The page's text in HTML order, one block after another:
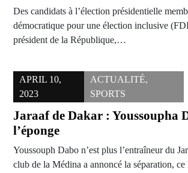
Des candidats à l’élection présidentielle
démocratique pour une élection inclusive
président de la République,…
APRIL 10,
2023
ACTUALITÉ,
SPORTS
Jaraaf de Dakar : Youssoupha
l’éponge
Youssouph Dabo n’est plus l’entraîneur du
club de la Médina a annoncé la séparation,